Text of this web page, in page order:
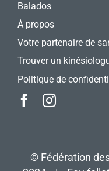
Balados
À propos
Votre partenaire de
Trouver un
Politique de
© Fédération